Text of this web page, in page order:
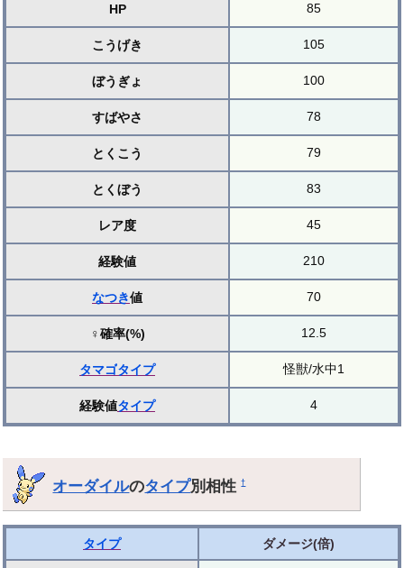
HP 85
こうげき 105
ぼうぎょ 100
すばやさ 78
とくこう 79
とくぼう 83
レア度 45
経験値 210
なつき値 70
♀確率(%) 12.5
タマゴタイプ 怪獣/水中1
経験値タイプ 4
オーダイルのタイプ別相性†
タイプ ダメージ(倍)